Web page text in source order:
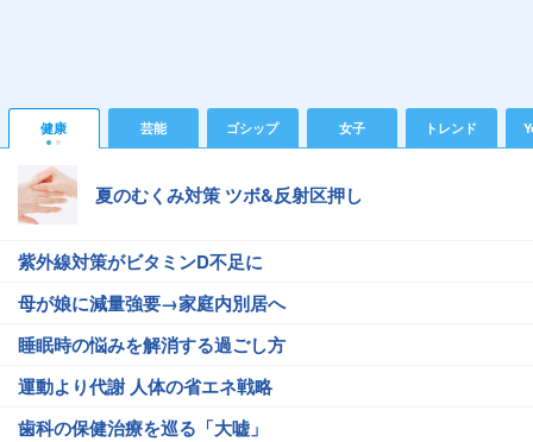
健康 芸能 ゴシップ 女子 トレンド
夏のむくみ対策 ツボ&反射区押し
紫外線対策がビタミンD不足に
母が娘に減量強要→家庭内別居へ
睡眠時の悩みを解消する過ごし方
運動より代謝 人体の省エネ戦略
歯科の保健治療を巡る「大嘘」